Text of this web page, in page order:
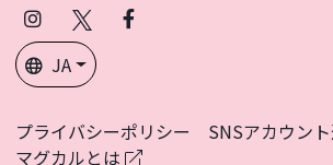
Instagram
(Twitter)
Facebook
JA
プライバシーポリシー
SNSアカウン
マグカルとは